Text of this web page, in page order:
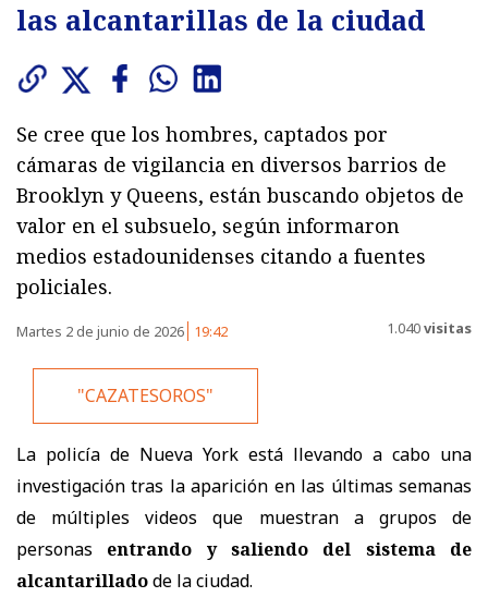
las alcantarillas de la ciudad
Se cree que los hombres, captados por
cámaras de vigilancia en diversos barrios de
Brooklyn y Queens, están buscando objetos de
valor en el subsuelo, según informaron
medios estadounidenses citando a fuentes
policiales.
Martes 2 de junio de 2026 19:42 1.040visitas
"CAZATESOROS"
La policía de Nueva York está llevando a cabo una
investigación tras la aparición en las últimas semanas
de múltiples videos que muestran a grupos de
personas entrando y saliendo del sistema de
alcantarilladode la ciudad.